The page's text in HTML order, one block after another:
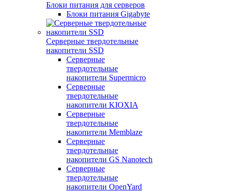
Блоки питания для серверов
Блоки питания Gigabyte
Серверные твердотельные
накопители SSD
Cерверные
твердотельные
накопители Supermicro
Cерверные
твердотельные
накопители KIOXIA
Cерверные
твердотельные
накопители Memblaze
Cерверные
твердотельные
накопители GS Nanotech
Серверные
твердотельные
накопители OpenYard